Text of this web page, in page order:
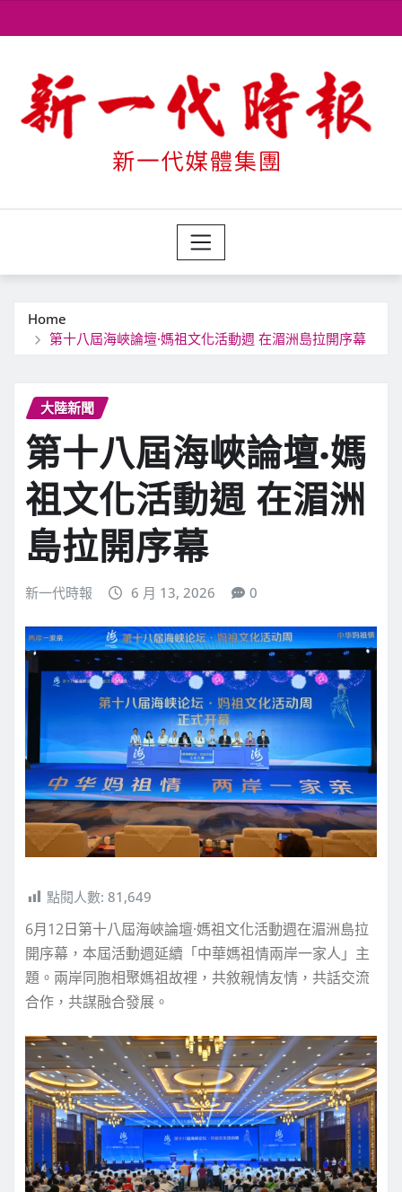
to
Home
第十八屆海峽論壇·媽祖文化活動週 在湄洲島拉開序幕
大陸新聞
第十八屆海峽論壇·媽
祖文化活動週 在湄洲
島拉開序幕
新一代時報 6 月 13, 2026 0
點閱人數: 81,649
6月12日第十八屆海峽論壇·媽祖文化活動週在湄洲島拉
開序幕， 本屆活動週延續「中華媽祖情兩岸一家人」主
題。兩岸同胞相聚媽祖故裡，共敘親情友情，共話交流
合作，共謀融合發展。